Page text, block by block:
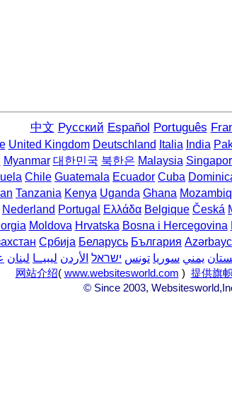
中文 Русский Español Português
United Kingdom Deutschland Italia India
Myanmar 대한민국 북한은 Malaysia
Chile Guatemala Ecuador Cuba
Tanzania Kenya Uganda Ghana
Nederland Portugal Ελλάδα Belgique Česká
Moldova Hrvatska Bosna i Hercegovina
Србија Беларусь България
يمني سوريا تونس ישראל الأردن ليبيــا لبنان
网站介绍( www.websitesworld.com ) 提供旗
© Since 2003,